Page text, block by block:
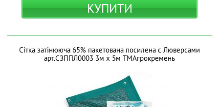
КУПИТИ
Сітка затінююча 65% пакетована посилена с Люверсами
арт.СЗППЛ0003 3м х 5м ТМАгрокремень